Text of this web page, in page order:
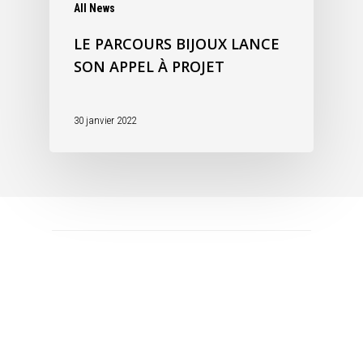
All News
LE PARCOURS BIJOUX LANCE
SON APPEL À PROJET
30 janvier 2022